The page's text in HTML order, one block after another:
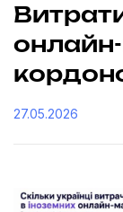
27.05.2026